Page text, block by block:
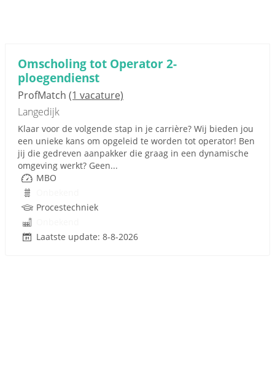
Omscholing tot Operator 2-
ploegendienst
ProfMatch (1 vacature)
Langedijk
Klaar voor de volgende stap in je carrière? Wij bieden jou
een unieke kans om opgeleid te worden tot operator! Ben
jij die gedreven aanpakker die graag in een dynamische
omgeving werkt? Geen...
MBO
Procestechniek
Laatste update: 8-8-2026